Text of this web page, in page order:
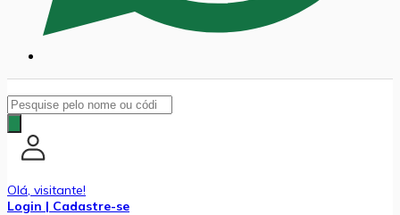
Pesquisar
produtos
Olá, visitante!
Login | Cadastre-se